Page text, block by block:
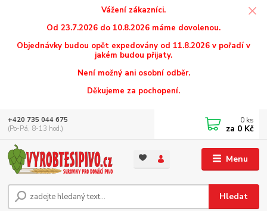
Vážení zákazníci.
Od 23.7.2026 do 10.8.2026 máme dovolenou.
Objednávky budou opět expedovány od 11.8.2026 v pořadí v
jakém budou přijaty.
Není možný ani osobní odběr.
Děkujeme za pochopení.
Menu
Hledat
+420 735 044 675
(Po-Pá, 8-13 hod.)
0 ks
za 0 Kč